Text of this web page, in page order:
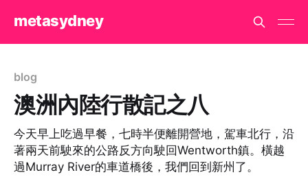
metasydney
blog
澳洲內陸行散記之八
今天早上吃過早餐，七時半便離開營地，駕車北行，沿
著兩天前駛來的公路反方向駛回Wentworth鎮。橫越
過Murray River的車道橋後，我們回到新州了。